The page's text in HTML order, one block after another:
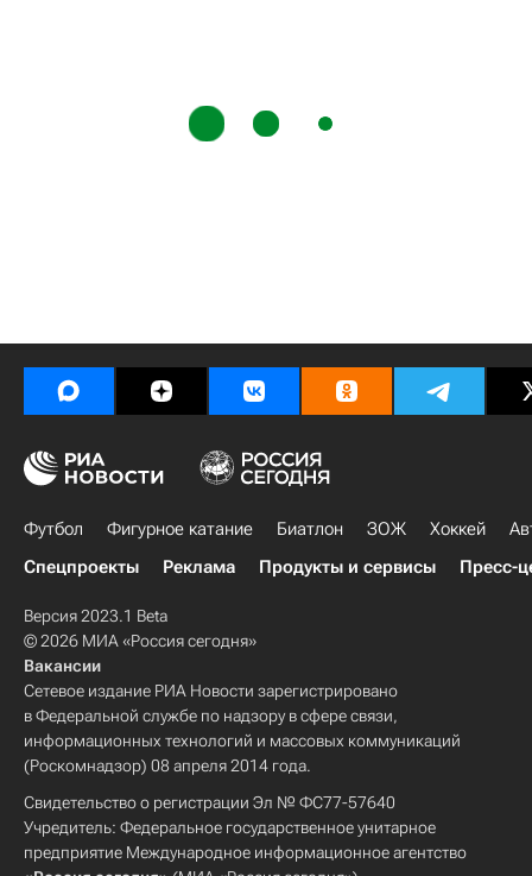
Футбол Фигурное катание Биатлон ЗОЖ Хоккей
Спецпроекты
Реклама Продукты и сервисы Пресс-
Версия 2023.1 Beta
© 2026 МИА «Россия сегодня»
Вакансии
Сетевое издание РИА Новости зарегистрировано
в Федеральной службе по надзору в сфере связи,
информационных технологий и массовых коммуникаций
(Роскомнадзор) 08 апреля 2014 года.
Свидетельство о регистрации Эл № ФС77-57640
Учредитель: Федеральное государственное унитарное
предприятие Международное информационное агентство